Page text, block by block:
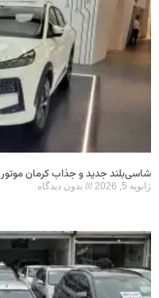
شاسی‌بلند جدید و جذاب کرمان موتور، KMC SR6، به بازار می‌آید
ژانویه 5, 2026 بدون دیدگاه